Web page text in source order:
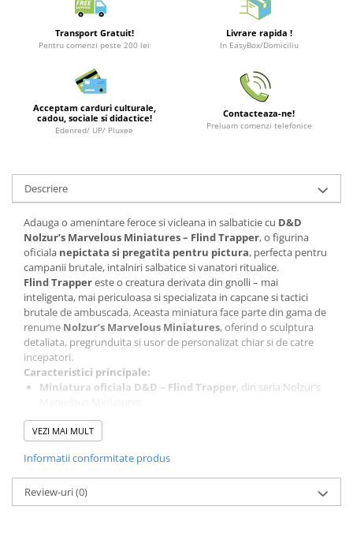
Cani/Pahare
Brelocuri
Carti
Totoro/Kiki etc
Minecraft
Carnetele
Dragon Ball
Pokemon
One Piece
Lord of The Rings
Naruto Shippuden
Sailor Moon
Star Trek
Fallout
Collectibles
Transport Gratuit!
Pentru comenzi peste 200 lei
Livrare rapida !
In EasyBox/Domiciliu
Acceptam carduri culturale,
cadou, sociale si didactice!
Edenred/ UP/ Pluxee
Contacteaza-ne!
Preluam comenzi telefonice
Descriere
Adauga o amenintare feroce si vicleana in salbaticie cu D&D
Nolzur’s Marvelous Miniatures – Flind Trapper, o figurina
oficiala nepictata si pregatita pentru pictura, perfecta pentru
campanii brutale, intalniri salbatice si vanatori ritualice.
Flind Trappereste o creatura derivata din gnolli – mai
inteligenta, mai periculoasa si specializata in capcane si tactici
brutale de ambuscada. Aceasta miniatura face parte din gama de
renume Nolzur’s Marvelous Miniatures, oferind o sculptura
detaliata, pregrunduita si usor de personalizat chiar si de catre
incepatori.
Caracteristici principale:
Miniatura oficiala D&D – Flind Trapper, din seria Nolzur’s
Pregatita pentru pictura (primed)
suplimentare de pregatire.
culorii.
Design fioros si amenintator, ideal pentru lideri gnoll,
salbaticiuni organizate sau capcane de jungla.
Asamblare minima necesara, usor de integrat in orice
VEZI MAI MULT
Informatii conformitate produs
Review-uri(0)